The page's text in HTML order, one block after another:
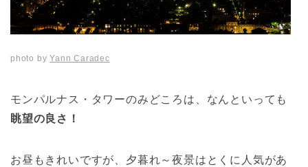
photo byYann Caradec
モンパルナス・タワーのみどころは、なんといっても
眺望の良さ！
お昼もきれいですが、夕暮れ～夜景はとくに人気があ